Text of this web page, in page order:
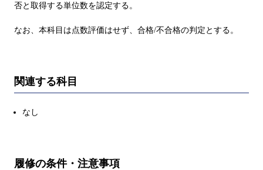
否と取得する単位数を認定する。
なお、本科目は点数評価はせず、合格/不合格の判定とする。
関連する科目
なし
履修の条件・注意事項